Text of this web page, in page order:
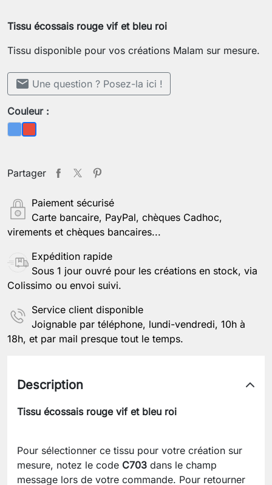
Tissu écossais rouge vif et bleu roi
Tissu disponible pour vos créations Malam sur mesure.
mail Une question ? Posez-la ici !
Couleur :
BleuRouge
Partager
Paiement sécurisé
Carte bancaire, PayPal, chèques Cadhoc,
virements et chèques bancaires...
Expédition rapide
Sous 1 jour ouvré pour les créations en stock, via
Colissimo ou envoi suivi.
Service client disponible
Joignable par téléphone, lundi-vendredi, 10h à
18h, et par mail presque tout le temps.
Description
Tissu écossais rouge vif et bleu roi
Pour sélectionner ce tissu pour votre création sur
mesure, notez le code C703 dans le champ
message lors de votre commande. Pour retourner